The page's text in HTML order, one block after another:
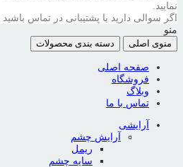
نمایید.
اگر سوالی دارید با پشتیبانی در تماس باشید
منو
منوی اصلی
دسته بندی محصولات
صفحه اصلی
فروشگاه
وبلاگ
تماس با ما
آرایشی
آرایش چشم
ریمل
سایه چشم